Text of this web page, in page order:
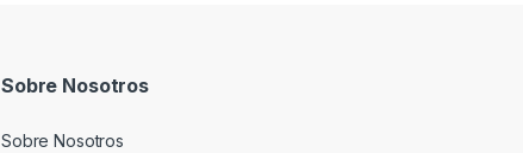
Sobre Nosotros
Sobre Nosotros